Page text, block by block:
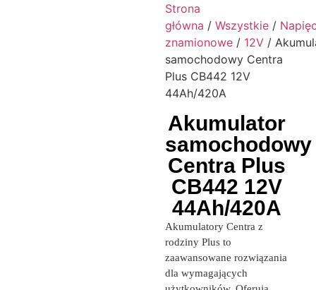
Strona
główna / Wszystkie /
znamionowe / 12V /
samochodowy Centra
Plus CB442 12V
44Ah/420A
Akumulator
samochodowy
Centra Plus
CB442 12V
44Ah/420A
Akumulatory Centra z
rodziny Plus to
zaawansowane rozwiązania
dla wymagających